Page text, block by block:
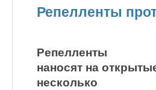
Репелленты
Репелленты
наносят на
несколь­ко